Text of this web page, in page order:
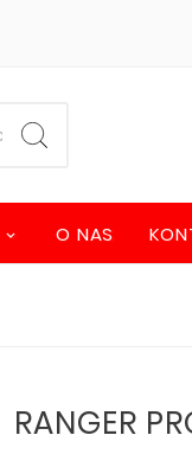
O NAS
RANGER